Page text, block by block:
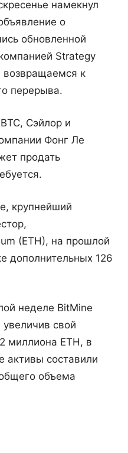
намекнул
о
обновленной
Strategy
возвращаемся к
перерыва.
Сэйлор и
Фонг Ле
продать
крупнейший
(ETH), на прошлой
дополнительных 126
неделе BitMine
свой
миллиона ETH, в
активы составили
объема